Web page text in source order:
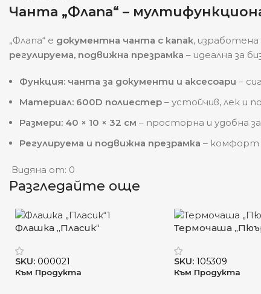
Чанта „Флапа“ –
„Флапа“ е документна чанта с капак,
регулируема, подвижна презрамка – идеална за
Функция: чанта за документи и аксесоари –
Материал: 600D полиестер – устойчив, лек и
Размери: 40 × 10 × 32 см – просторна и удобна
Регулируема и подвижна презрамка – комфорт
Видяна от: 0
Разгледайте още
Флашка „Пласик“
SKU: 000021
Към Продукта
Термочаша
SKU: 105309
Към Продукта